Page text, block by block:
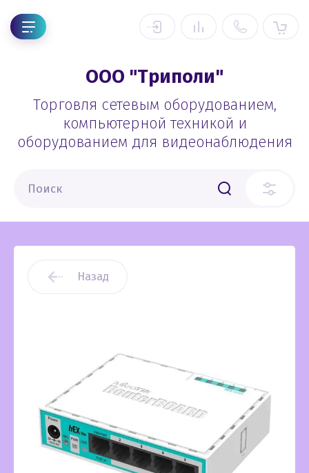
ООО "Триполи"
Торговля сетевым оборудованием,
компьютерной техникой и
оборудованием для видеонаблюдения
Назад